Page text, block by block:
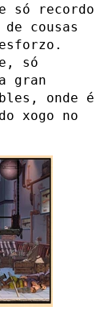
só recordo
cousas
só
gran
onde é
xogo no